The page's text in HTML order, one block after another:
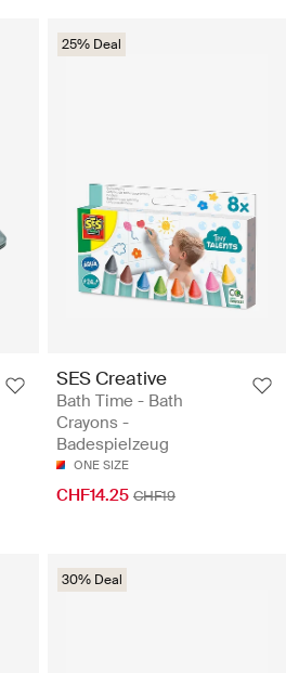
25% Deal
SES Creative
Bath Time - Bath
Crayons -
Badespielzeug
ONE SIZE
CHF14.25 CHF19
30% Deal